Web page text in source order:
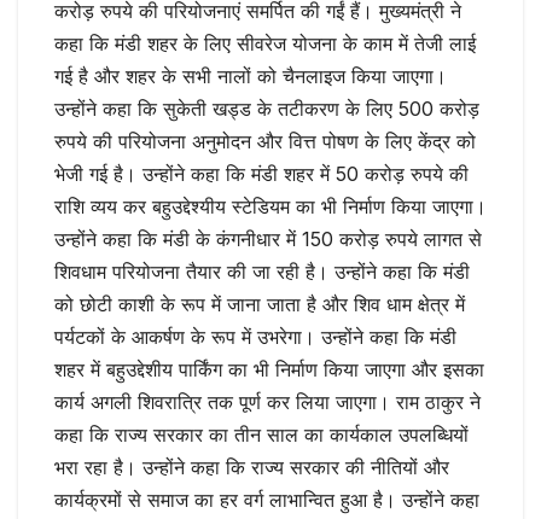
करोड़ रुपये की परियोजनाएं समर्पित की गईं हैं। मुख्यमंत्री ने
कहा कि मंडी शहर के लिए सीवरेज योजना के काम में तेजी लाई
गई है और शहर के सभी नालों को चैनलाइज किया जाएगा।
उन्होंने कहा कि सुकेती खड्ड के तटीकरण के लिए 500 करोड़
रुपये की परियोजना अनुमोदन और वित्त पोषण के लिए केंद्र को
भेजी गई है। उन्होंने कहा कि मंडी शहर में 50 करोड़ रुपये की
राशि व्यय कर बहुउद्देश्यीय स्टेडियम का भी निर्माण किया जाएगा।
उन्होंने कहा कि मंडी के कंगनीधार में 150 करोड़ रुपये लागत से
शिवधाम परियोजना तैयार की जा रही है। उन्होंने कहा कि मंडी
को छोटी काशी के रूप में जाना जाता है और शिव धाम क्षेत्र में
पर्यटकों के आकर्षण के रूप में उभरेगा। उन्होंने कहा कि मंडी
शहर में बहुउद्देशीय पार्किंग का भी निर्माण किया जाएगा और इसका
कार्य अगली शिवरात्रि तक पूर्ण कर लिया जाएगा। राम ठाकुर ने
कहा कि राज्य सरकार का तीन साल का कार्यकाल उपलब्धियों
भरा रहा है। उन्होंने कहा कि राज्य सरकार की नीतियों और
कार्यक्रमों से समाज का हर वर्ग लाभान्वित हुआ है। उन्होंने कहा